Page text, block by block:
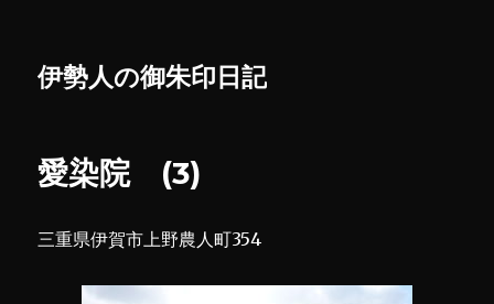
伊勢人の御朱印日記
愛染院 (3)
三重県伊賀市上野農人町354